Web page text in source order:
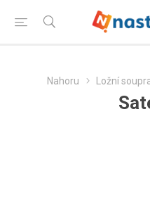
Nahoru Ložní